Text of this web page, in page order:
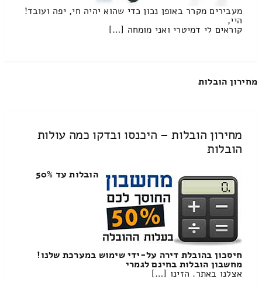
מעבירים מקרר באופן נכון כדי שהוא יהיה חי, יפה ועובד!
היי,
קוראים לי דמיטרי ואני מומחה […]
מחירון הובלות
מחירון הובלות – היכנסו ובדקו כמה עולות
הובלות
הובלות עד 50%
חיסכון בהובלת דירה על-ידי שימוש במערכת שלנו!
מחשבון הובלות בחינם לגמרי
אצלנו באתר. הזינו […]